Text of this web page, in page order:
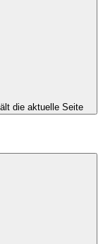
die aktuelle Seite